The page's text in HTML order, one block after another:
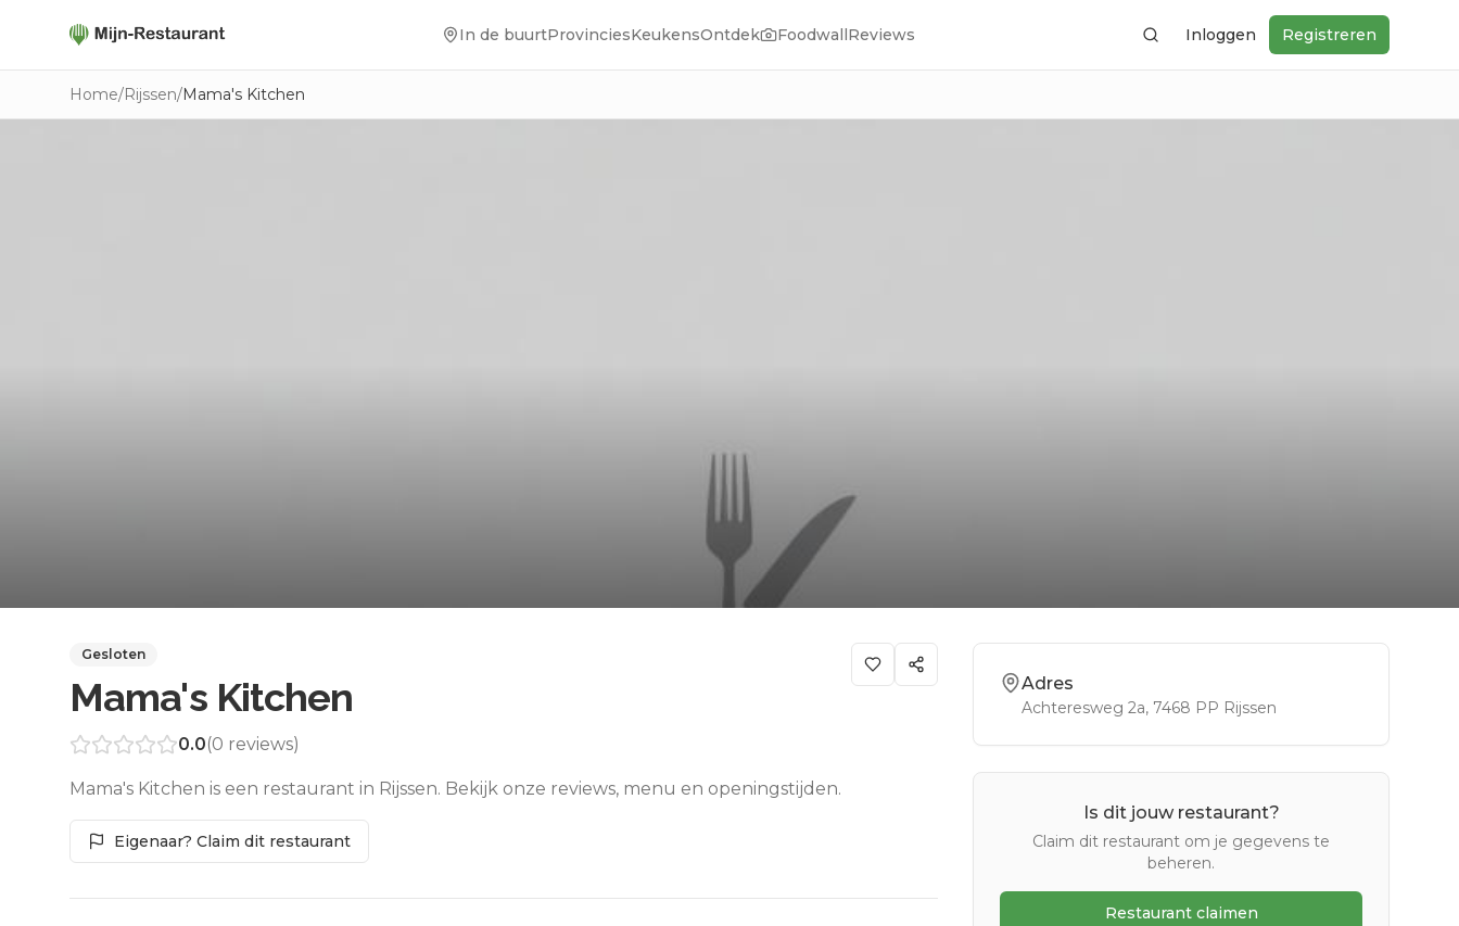
In de buurtProvinciesKeukensOntdek FoodwallReviews ZoekenInloggen Registreren
Home/Rijssen/Mama's Kitchen
Gesloten
Mama's Kitchen
0.0(0 reviews)
Mama's Kitchen is een restaurant in Rijssen. Bekijk onze reviews, menu en openingstijden.
Eigenaar? Claim dit restaurant
Adres
Achteresweg 2a, 7468 PP Rijssen
Is dit jouw restaurant?
Claim dit restaurant om je gegevens te
beheren.
Restaurant claimen